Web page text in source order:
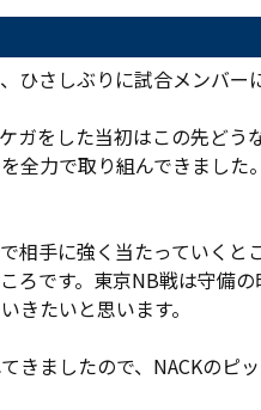
ひさしぶりに試合メンバー
ガをした当初はこの先どう
全力で取り組んできまし
相手に強く当たっていく
ろです。東京NB戦は守備
きたいと思います。
きましたので、NACKのピ